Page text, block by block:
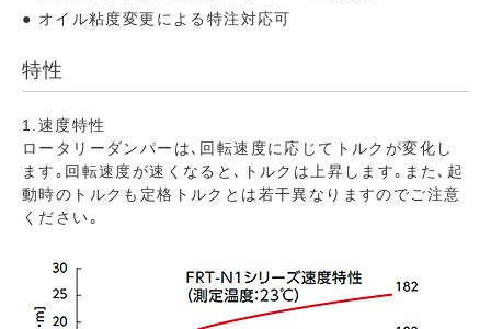
オイル粘度変更による特注対応可
特性
1.速度特性
ロータリーダンパーは､回転速度に応じてトルクが変化し
ます｡回転速度が速くなると､トルクは上昇します｡また､起
動時のトルクも定格トルクとは若干異なりますのでご注意
ください｡